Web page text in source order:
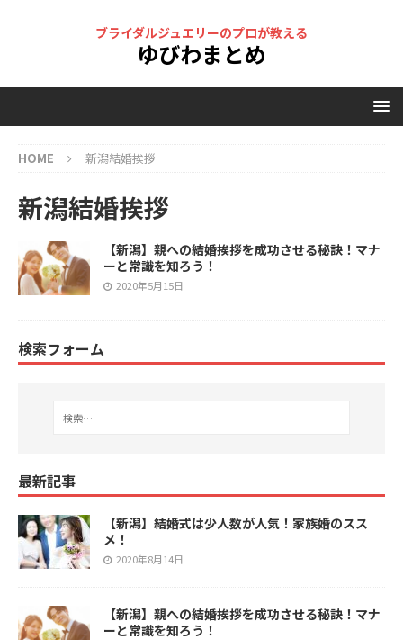
ブライダルジュエリーのプロが教える
ゆびわまとめ
HOME 新潟結婚挨拶
新潟結婚挨拶
【新潟】親への結婚挨拶を成功させる秘訣！マナ
ーと常識を知ろう！
2020年5月15日
検索フォーム
最新記事
【新潟】結婚式は少人数が人気！家族婚のスス
メ！
2020年8月14日
【新潟】親への結婚挨拶を成功させる秘訣！マナ
ーと常識を知ろう！